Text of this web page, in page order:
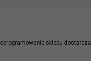
oprogramowanie sklepu dostarcza